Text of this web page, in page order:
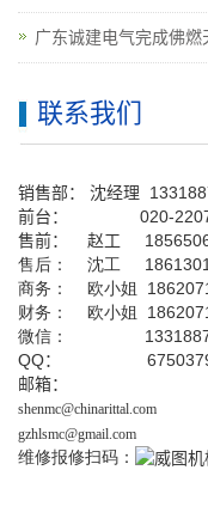
广东诚建电气完成佛燃
联系我们
销售部： 沈经理
前台： 020-
售前： 赵工
售后： 沈工
商务： 欧小姐
财务： 欧小姐
微信：
QQ：
邮箱：
shenmc@chinarittal.com
gzhlsmc@gmail.com
维修报修扫码：